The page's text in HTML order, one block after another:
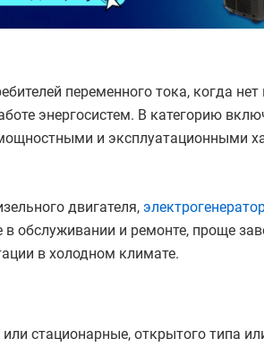
переменного тока, когда
энергосистем. В категорию
и эксплуатационными
двигателя,
и ремонте, проще
в холодном климате.
стационарные, открытого типа